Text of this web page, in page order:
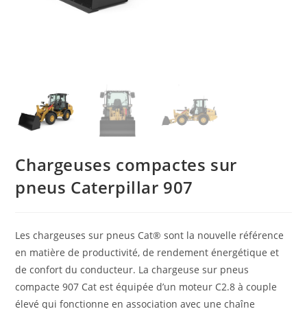
Chargeuses compactes sur
pneus Caterpillar 907
Les chargeuses sur pneus Cat® sont la nouvelle référence
en matière de productivité, de rendement énergétique et
de confort du conducteur. La chargeuse sur pneus
compacte 907 Cat est équipée d’un moteur C2.8 à couple
élevé qui fonctionne en association avec une chaîne